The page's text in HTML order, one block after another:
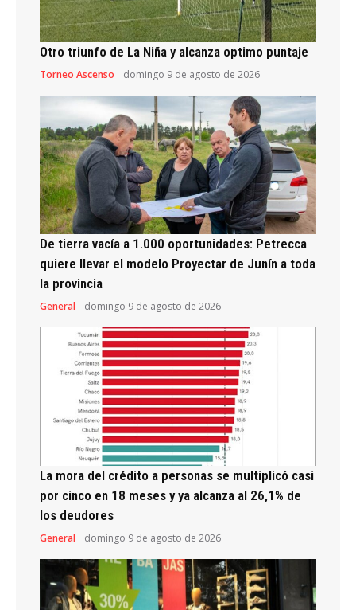
Otro triunfo de La Niña y alcanza optimo puntaje
Torneo Ascenso domingo 9 de agosto de 2026
De tierra vacía a 1.000 oportunidades: Petrecca
quiere llevar el modelo Proyectar de Junín a toda
la provincia
General domingo 9 de agosto de 2026
La mora del crédito a personas se multiplicó casi
por cinco en 18 meses y ya alcanza al 26,1% de
los deudores
General domingo 9 de agosto de 2026